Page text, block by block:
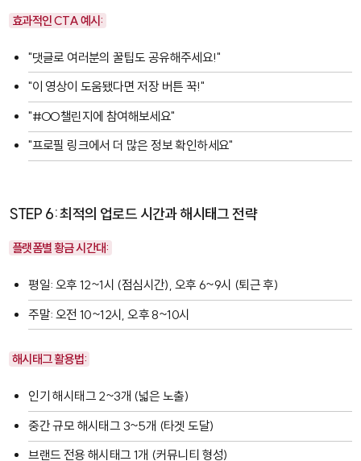
효과적인 CTA 예시:
"댓글로 여러분의 꿀팁도 공유해주세요!"
"이 영상이 도움됐다면 저장 버튼 꾹!"
"#OO챌린지에 참여해보세요"
"프로필 링크에서 더 많은 정보 확인하세요"
STEP 6: 최적의 업로드 시간과 해시태그 전략
플랫폼별 황금 시간대:
평일: 오후 12~1시 (점심시간), 오후 6~9시 (퇴근 후)
주말: 오전 10~12시, 오후 8~10시
해시태그 활용법:
인기 해시태그 2~3개 (넓은 노출)
중간 규모 해시태그 3~5개 (타겟 도달)
브랜드 전용 해시태그 1개 (커뮤니티 형성)